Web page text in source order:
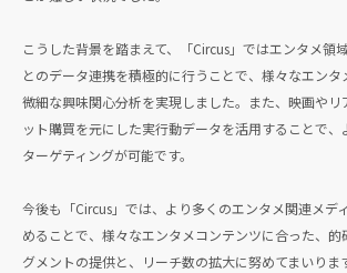
こうした背景を踏まえて、「Circus」ではエンタメ領
とのデータ連携を積極的に行うことで、様々なエンタ
微細な興味関心分析を実現しました。また、映画やリ
ット購買を元にした実行動データを活用することで
ターゲティングが可能です。
今後も「Circus」では、より多くのエンタメ関連メデ
めることで、様々なエンタメコンテンツに合った、的
グメントの提供と、リーチ数の拡大に努めてまいりま